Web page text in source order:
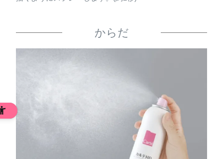
の技術を採用
あなたの肌へのおもいやり
ト済み、 スティンギング(皮膚刺激感)テスト済み、無香
料、無着色、 アルコール(エチルアルコール)フリー、低
※すべてのかたにアレルギーや皮膚刺激が起きない、刺激感
からだ